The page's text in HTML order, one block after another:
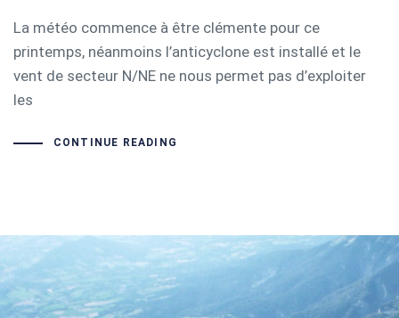
La météo commence à être clémente pour ce
printemps, néanmoins l’anticyclone est installé et le
vent de secteur N/NE ne nous permet pas d’exploiter
les
CONTINUE READING